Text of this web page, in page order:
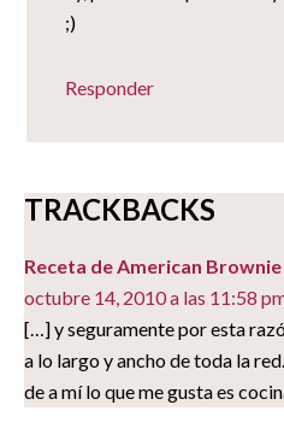
;)
Responder
TRACKBACKS
Receta de American
octubre 14, 2010 a las 11:58
[…] y seguramente por esta
a lo largo y ancho de toda la
de a mí lo que me gusta es